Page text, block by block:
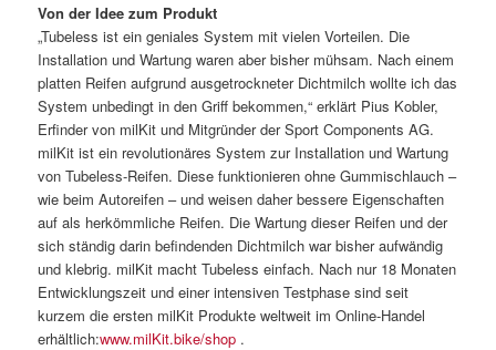
Von der Idee zum Produkt
„Tubeless ist ein geniales System mit vielen Vorteilen. Die
Installation und Wartung waren aber bisher mühsam. Nach einem
platten Reifen aufgrund ausgetrockneter Dichtmilch wollte ich das
System unbedingt in den Griff bekommen,“ erklärt Pius Kobler,
Erfinder von milKit und Mitgründer der Sport Components AG.
milKit ist ein revolutionäres System zur Installation und Wartung
von Tubeless-Reifen. Diese funktionieren ohne Gummischlauch –
wie beim Autoreifen – und weisen daher bessere Eigenschaften
auf als herkömmliche Reifen. Die Wartung dieser Reifen und der
sich ständig darin befindenden Dichtmilch war bisher aufwändig
und klebrig. milKit macht Tubeless einfach. Nach nur 18 Monaten
Entwicklungszeit und einer intensiven Testphase sind seit
kurzem die ersten milKit Produkte weltweit im Online-Handel
erhältlich:www.milKit.bike/shop .